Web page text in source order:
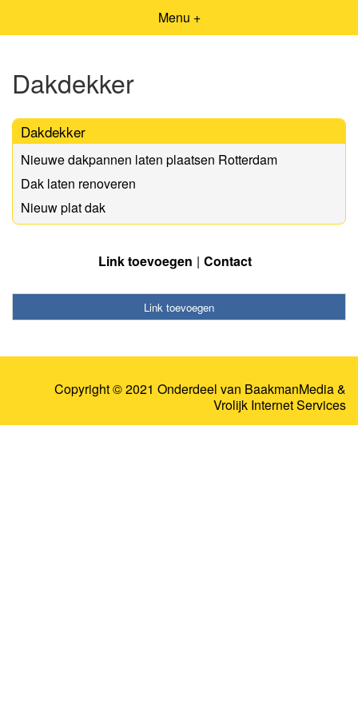
Menu +
Dakdekker
Dakdekker
Nieuwe dakpannen laten plaatsen Rotterdam
Dak laten renoveren
Nieuw plat dak
Link toevoegen Contact
Link toevoegen
Copyright © 2021 Onderdeel van BaakmanMedia&
Vrolijk Internet Services